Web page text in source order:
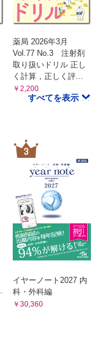
薬局 2026年3月
Vol.77 No.3 注射剤
取り扱いドリル 正し
く計算，正しく評...
￥2,200
すべてを表示
3
イヤーノート2027 内
科・外科編
￥30,360